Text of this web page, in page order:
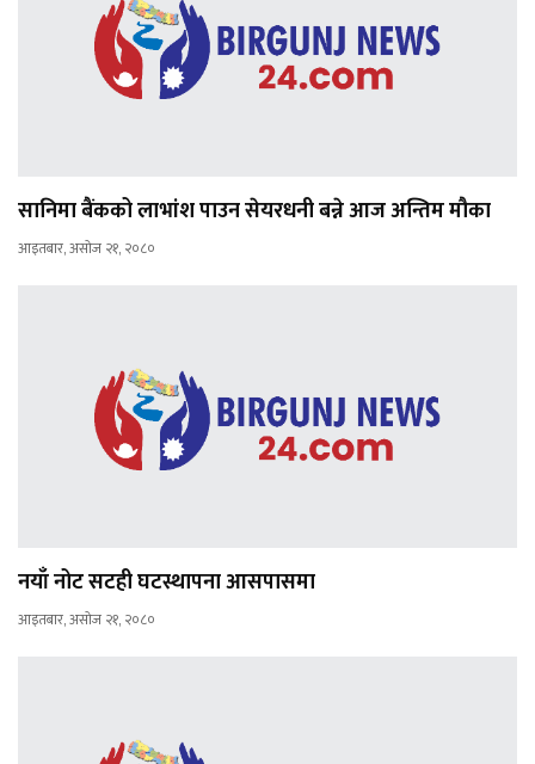
सानिमा बैंकको लाभांश पाउन सेयरधनी बन्ने आज अन्तिम मौका
आइतबार, असोज २१, २०८०
नयाँ नोट सटही घटस्थापना आसपासमा
आइतबार, असोज २१, २०८०